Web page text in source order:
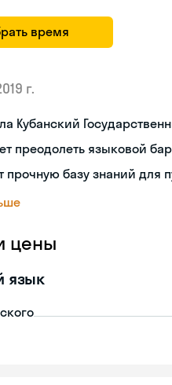
время
г.
Кубанский
преодолеть языковой
прочную базу знаний для
цены
язык